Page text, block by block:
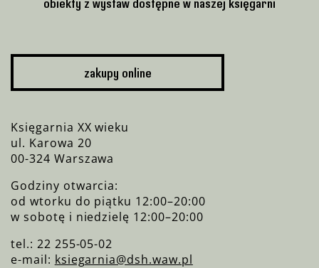
zakupy online
Księgarnia XX wieku
ul. Karowa 20
00-324 Warszawa
Godziny otwarcia:
od wtorku do piątku 12:00–20:00
w sobotę i niedzielę 12:00–20:00
tel.: 22 255-05-02
e-mail: ksiegarnia@dsh.waw.pl